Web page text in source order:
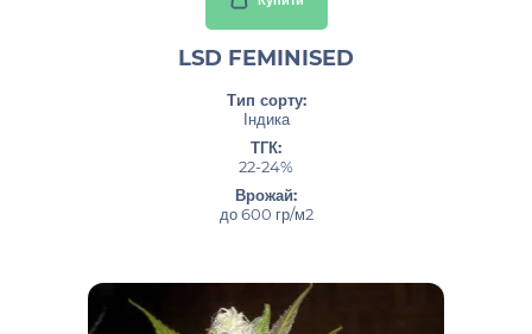
LSD FEMINISED
Тип сорту:
Індика
ТГК:
22-24%
Врожай:
до 600 гр/м2